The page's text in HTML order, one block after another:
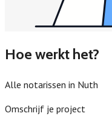
Hoe werkt het?
Alle notarissen in Nuth
Omschrijf je project